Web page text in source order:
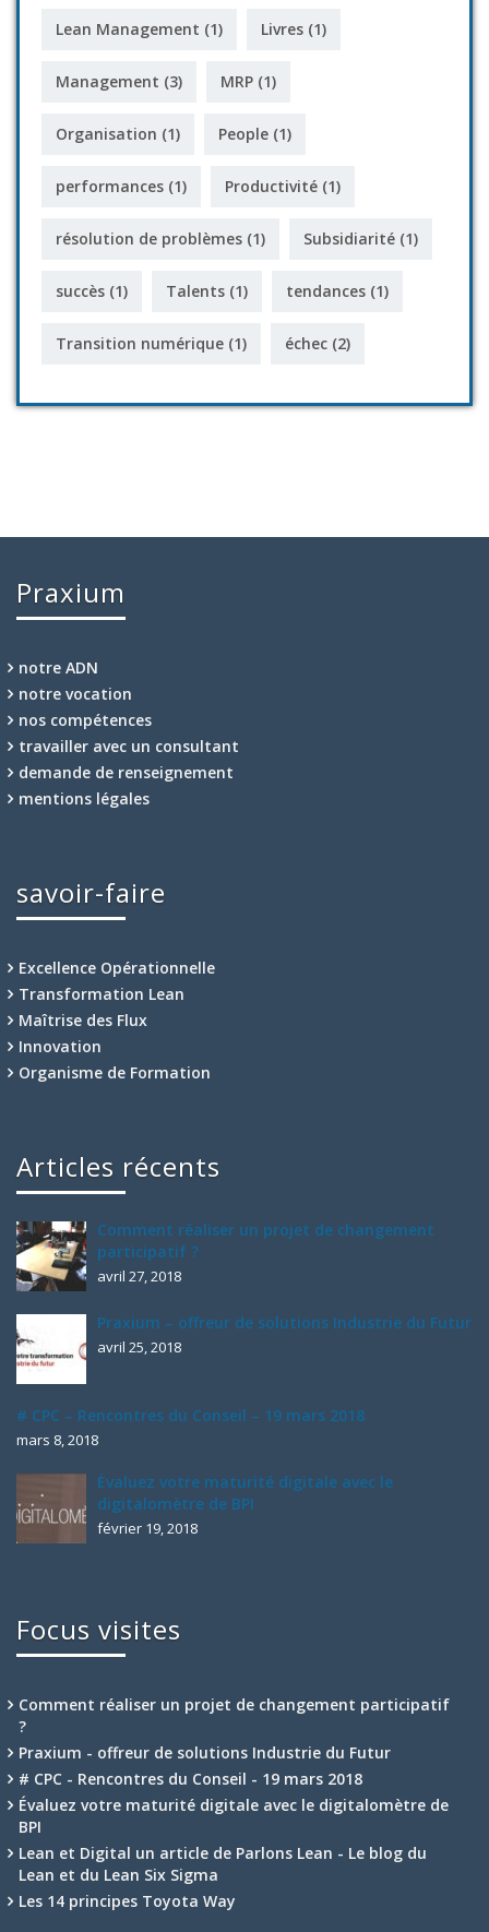
Lean Management (1) Livres (1)
Management (3) MRP (1)
Organisation (1) People (1)
performances (1) Productivité (1)
résolution de problèmes (1) Subsidiarité (1)
succès (1) Talents (1) tendances (1)
Transition numérique (1) échec (2)
Praxium
notre ADN
notre vocation
nos compétences
travailler avec un consultant
demande de renseignement
mentions légales
savoir-faire
Excellence Opérationnelle
Transformation Lean
Maîtrise des Flux
Innovation
Organisme de Formation
Articles récents
Comment réaliser un projet de changement
participatif ?
avril 27, 2018
Praxium – offreur de solutions Industrie du Futur
avril 25, 2018
# CPC – Rencontres du Conseil – 19 mars 2018
mars 8, 2018
Évaluez votre maturité digitale avec le
digitalomètre de BPI
février 19, 2018
Focus visites
Comment réaliser un projet de changement participatif
?
Praxium - offreur de solutions Industrie du Futur
# CPC - Rencontres du Conseil - 19 mars 2018
Évaluez votre maturité digitale avec le digitalomètre de
BPI
Lean et Digital un article de Parlons Lean - Le blog du
Lean et du Lean Six Sigma
Les 14 principes Toyota Way